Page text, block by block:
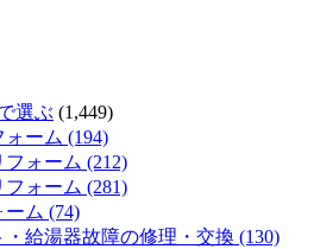
選ぶ (1,449)
ーム (194)
ォーム (212)
フォーム (281)
ム (74)
給湯器故障の修理・交換 (130)